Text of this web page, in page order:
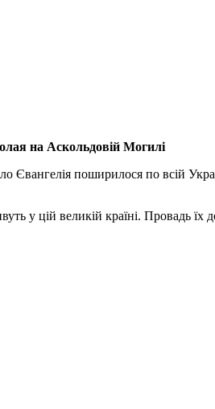
на Аскольдовій Могилі
Євангелія поширилося по всій
у цій великій країні. Провадь їх